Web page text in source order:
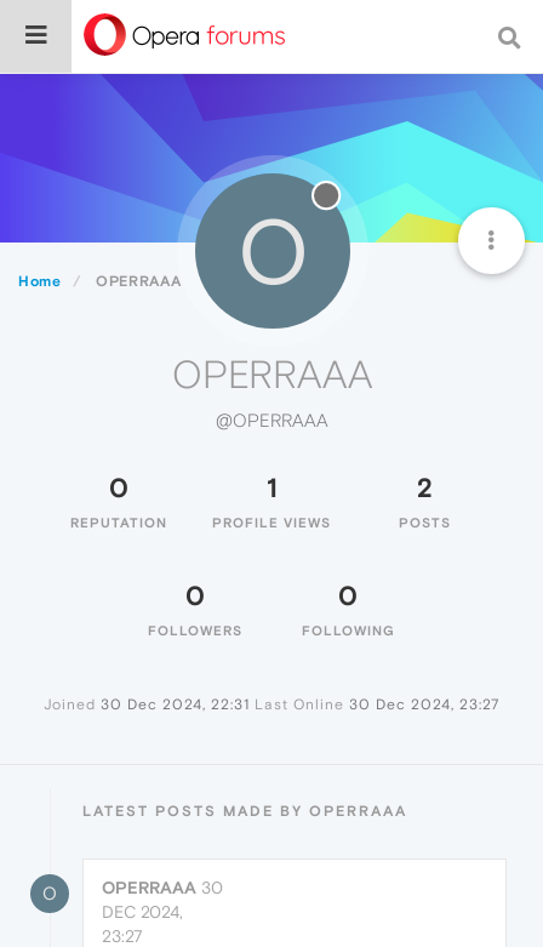
Home OPERRAAA O
OPERRAAA
@OPERRAAA
0
REPUTATION
1
PROFILE VIEWS
2
POSTS
0
FOLLOWERS
0
FOLLOWING
Joined 30 Dec 2024, 22:31 Last Online 30 Dec 2024, 23:27
LATEST POSTS MADE BY OPERRAAA
O OPERRAAA 30
DEC 2024,
23:27